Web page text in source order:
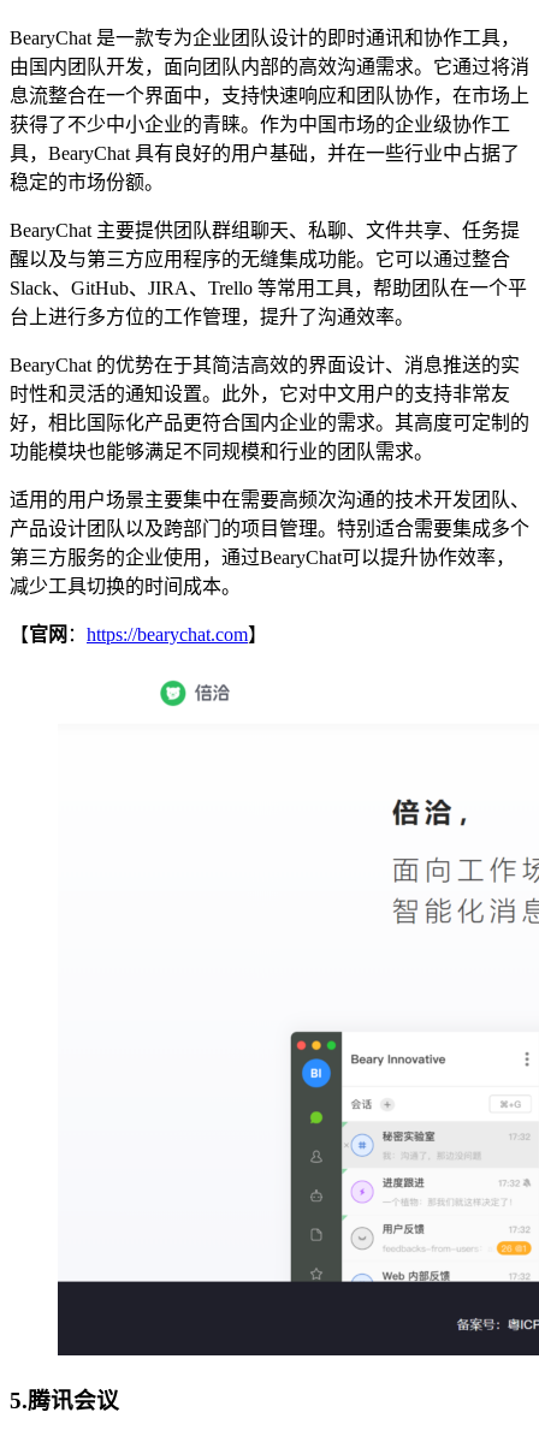
BearyChat 是一款专为企业团队设计的即时通讯和协作工具，
由国内团队开发，面向团队内部的高效沟通需求。它通过将消
息流整合在一个界面中，支持快速响应和团队协作，在市场上
获得了不少中小企业的青睐。作为中国市场的企业级协作工
具，BearyChat 具有良好的用户基础，并在一些行业中占据了
稳定的市场份额。
BearyChat 主要提供团队群组聊天、私聊、文件共享、任务提
醒以及与第三方应用程序的无缝集成功能。它可以通过整合
Slack、GitHub、JIRA、Trello 等常用工具，帮助团队在一个平
台上进行多方位的工作管理，提升了沟通效率。
BearyChat 的优势在于其简洁高效的界面设计、消息推送的实
时性和灵活的通知设置。此外，它对中文用户的支持非常友
好，相比国际化产品更符合国内企业的需求。其高度可定制的
功能模块也能够满足不同规模和行业的团队需求。
适用的用户场景主要集中在需要高频次沟通的技术开发团队、
产品设计团队以及跨部门的项目管理。特别适合需要集成多个
第三方服务的企业使用，通过BearyChat可以提升协作效率，
减少工具切换的时间成本。
【官网 ： https://bearychat.com】
5.腾讯会议